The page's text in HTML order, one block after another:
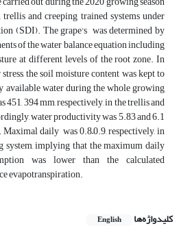
and creeping trained systems under
(SDI). The grape's was determined by
of the water balance equation including
at different levels of the root zone. In
the soil moisture content was kept to
available water during the whole growing
451, 394 mm, respectively, in the trellis and
water productivity was 5.83 and 6.1
daily was 0.8–0.9, respectively, in
system, implying that the maximum daily
was lower than the calculated
evapotranspiration.
کلیدواژه‌ها English